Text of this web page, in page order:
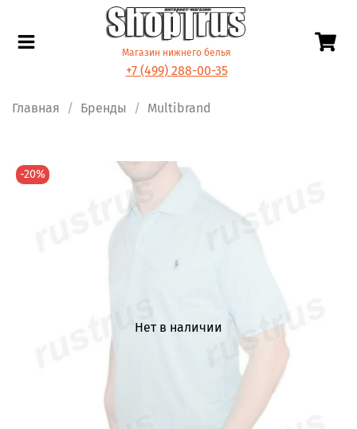
Магазин нижнего белья
+7 (499) 288-00-35
Главная Бренды Multibrand
Нет в наличии
-20%